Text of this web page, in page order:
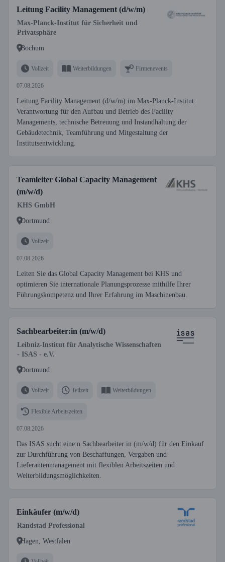
Leitung Facility Management (d/w/m)
Max-Planck-Institut für Sicherheit und
Privatsphäre
Bochum
Vollzeit Weiterbildungen Firmenevents
07.08.2026
Leitung Facility Management (d/w/m) im Max-Planck-Institut:
Verantwortung für den Aufbau und Betrieb des Facility
Managements, technische Betreuung und Instandhaltung der
Gebäudetechnik, Teamführung und Mitgestaltung der
Institutsentwicklung.
Teamleiter Global Capacity Management
(m/w/d)
KHS GmbH
Dortmund
Vollzeit
07.08.2026
Leiten Sie das Global Capacity Management bei KHS und
optimieren Sie internationale Planungsprozesse mithilfe Ihrer
Führungskompetenz und Ihrer Erfahrung im Maschinenbau.
Sachbearbeiter:in (m/w/d)
Leibniz-Institut für Analytische Wissenschaften
- ISAS - e.V.
Dortmund
Vollzeit Teilzeit Weiterbildungen
Flexible Arbeitszeiten
07.08.2026
Das ISAS sucht eine:n Sachbearbeiter:in (m/w/d) für den Einkauf
zur Durchführung von Beschaffungen, Vergaben und
Lieferantenmanagement mit flexiblen Arbeitszeiten und
Weiterbildungsmöglichkeiten.
Einkäufer (m/w/d)
Randstad Professional
Hagen, Westfalen